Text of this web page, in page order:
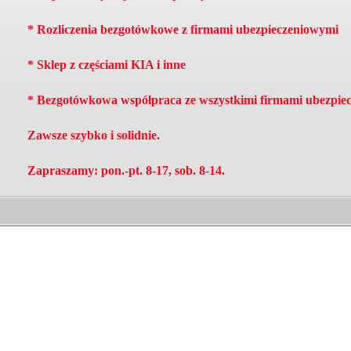
* Rozliczenia bezgotówkowe z firmami ubezpieczeniowymi
* Sklep z częściami KIA i inne
* Bezgotówkowa współpraca ze wszystkimi firmami
Zawsze szybko i solidnie.
Zapraszamy: pon.-pt. 8-17, sob. 8-14.